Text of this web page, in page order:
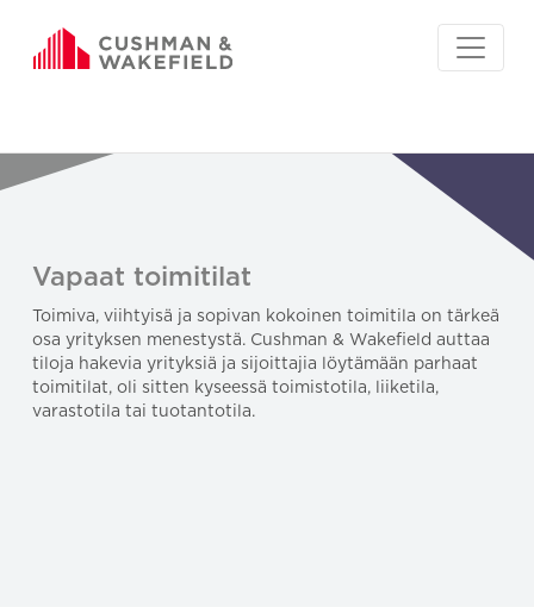
Vapaat toimitilat
Toimiva, viihtyisä ja sopivan kokoinen toimitila on tärkeä
osa yrityksen menestystä. Cushman & Wakefield auttaa
tiloja hakevia yrityksiä ja sijoittajia löytämään parhaat
toimitilat, oli sitten kyseessä toimistotila, liiketila,
varastotila tai tuotantotila.